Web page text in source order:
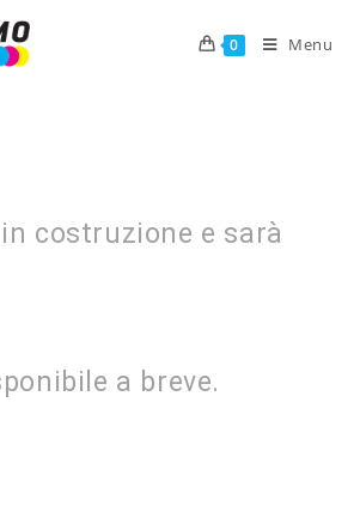
0 Menu
costruzione e sarà
a breve.